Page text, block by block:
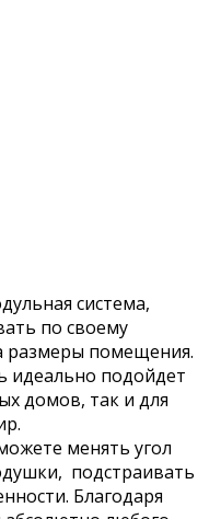
система,
по своему
размеры помещения.
идеально подойдет
домов, так и для
менять угол
подстраивать
Благодаря